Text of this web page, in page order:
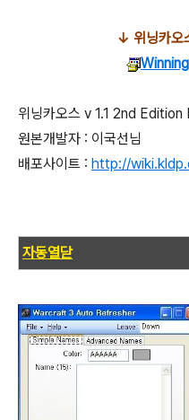
↓ 위닝카오
위닝카오스 v 1.1 2nd
원본개발자 : 이국선님
배포사이트 : http://
자동열닫